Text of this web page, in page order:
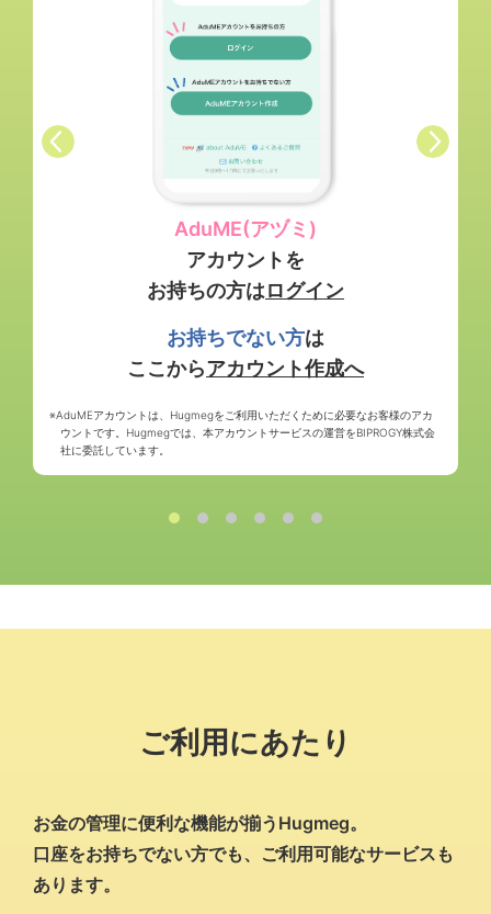
AduME(アヅミ)
アカウントを
お持ちの方はログイン
お持ちでない方は
ここからアカウント作成へ
※AduMEアカウントは、Hugmegをご利用いただくために必要なお客様のアカ
ウントです。Hugmegでは、本アカウントサービスの運営をBIPROGY株式会
社に委託しています。
ご利用にあたり
お金の管理に便利な機能が揃うHugmeg。
口座をお持ちでない方でも、ご利用可能なサービスも
あります。